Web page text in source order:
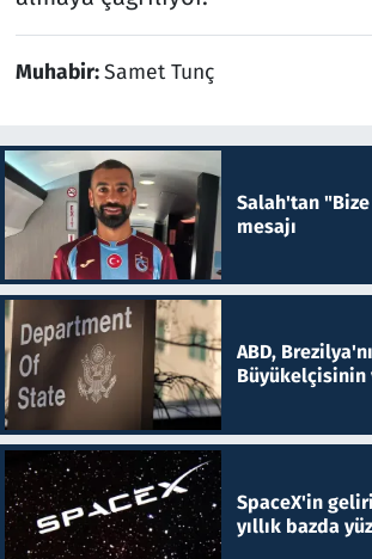
Muhabir:Samet Tunç
Salah'tan
mesajı
ABD,
SpaceX'in
yıllık bazda